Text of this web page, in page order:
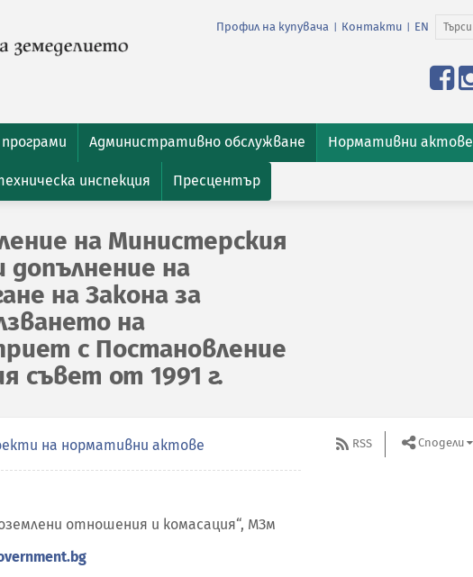
Профил на купувача Контакти EN
Административно обслужване Нормативни актове
инспекция Пресцентър
на Министерския
допълнение на
на Закона за
на
с Постановление
съвет от 1991 г.
на нормативни актове
отношения и комасация“, МЗм
RSS Сподели